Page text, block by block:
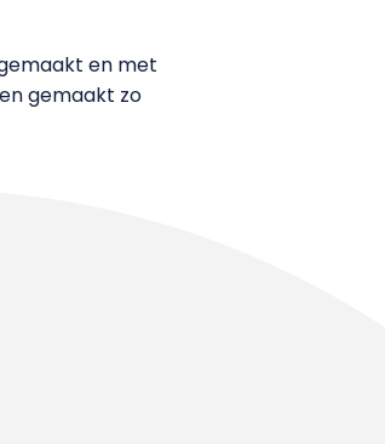
en met
gemaakt zo